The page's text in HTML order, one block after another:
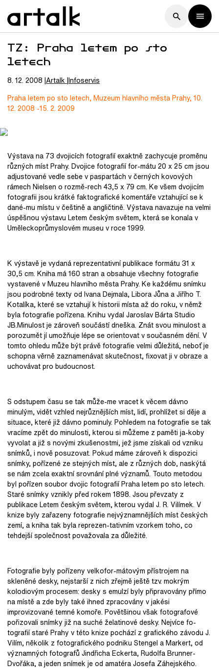
TZ: Praha letem po sto
letech
8. 12. 2008 Artalk Infoservis
Praha letem po sto letech, Muzeum hlavního města Prahy, 10.
12. 2008 -15. 2. 2009
Výstava na 73 dvojicích fotografií exaktně zachycuje proměnu
různých míst Prahy. Dvojice fotografií for-mátu 20 x 25 cm jsou
adjustované vedle sebe v paspartách v černých kovových
rámech Nielsen o rozmě-rech 43,5 x 79 cm. Ke všem dvojicím
fotografii jsou krátké faktografické komentáře vztahující se k
dané-mu místu v češtině a angličtině. Výstava navazuje na velmi
úspěšnou výstavu Letem českým světem, která se konala v
Uměleckoprůmyslovém museu v roce 1999.
K výstavě je vydaná reprezentativní publikace formátu 31 x
30,5 cm. Kniha má 160 stran a obsahuje všechny fotografie
vystavené v Muzeu hlavního města Prahy. Ke každému snímku
jsou podrobné texty od Ivana Dejmala, Libora Jůna a Jiřího T.
Kotalíka, které se vztahují k historii místa až do roku, v němž
byla fotografie pořízena. Knihu vydal Jaroslav Bárta Studio
JB.Minulost je zároveň součástí dneška. Znát svou minulost a
porozumět jí umožňuje lépe se orientovat v současném dění. V
tomto ohledu může být právě fotografie velmi důležitá, neboť je
schopna věrně zaznamenávat skutečnost, fixovat ji v obraze a
uchovávat pro budoucnost.
S odstupem času se tak může-me vracet k věcem dávno
minulým, vidět vzhled nejrůznějších míst, lidí, prohlížet si děje a
situace, které již dávno pominuly. Pohledem na fotografie se tak
vracíme zpět do minulosti, kterou si můžeme z paměti ja-koby
vyvolat a již s novými zkušenostmi, jež jsme získali od vzniku
snímků, i nově posuzovat. Pokud máme zároveň k dispozici
snímky, pořízené ze stejných míst, ale z různých dob, naskýtá
se nám zcela exaktní srovnání plné významů. Touto metodou
byl pořízen soubor dvojic fotografií Praha letem po sto letech.
Staré snímky vznikly před rokem 1898. Jsou převzaty z
publikace Letem českým světem, kterou vydal J. R. Vilímek. V
knize byly zařazeny fotografie nejvýznamnějších míst českých
zemí, a kniha tak byla reprezen-tativním vzorkem toho, co
tehdejší společnost považovala za důležité.
Fotografie byly pořízeny velkofor-mátovým přístrojem na
skleněné desky, nejstarší z nich zřejmě ještě tzv. mokrým
kolodiovým procesem: desky s emulzí byly připravovány přímo
na místě a zde byly také ihned zpracovány v jakési
improvizované temné komoře. Povětšinou však fotografové
pořizovali snímky již na suché želatinové desky. Nejvíce fo-
tografií staré Prahy v této knize pochází z grafického závodu J.
Vilím, několik z fotografického podniku Stengel a Markert, od
významných fotografů Jindřicha Eckerta, Rudolfa Brunner-
Dvořáka, a jeden snímek je od amatéra Josefa Záhejského.